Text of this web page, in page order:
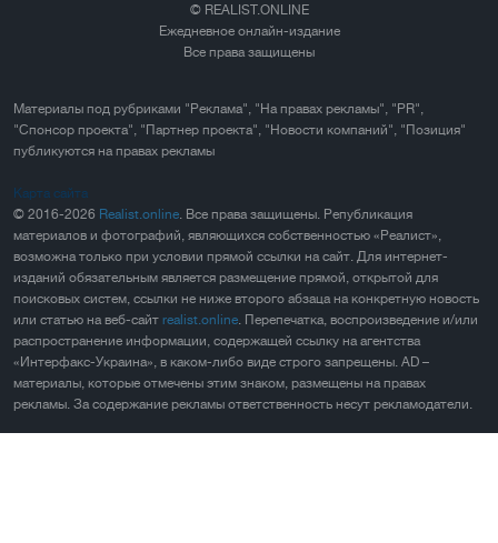
© REALIST.ONLINE
Ежедневное онлайн-издание
Все права защищены
Материалы под рубриками "Реклама", "На правах рекламы", "PR",
"Спонсор проекта", "Партнер проекта", "Новости компаний", "Позиция"
публикуются на правах рекламы
Карта сайта
© 2016-2026 Realist.online . Все права защищены. Републикация
материалов и фотографий, являющихся собственностью «Реалист»,
возможна только при условии прямой ссылки на сайт. Для интернет-
изданий обязательным является размещение прямой, открытой для
поисковых систем, ссылки не ниже второго абзаца на конкретную новость
или статью на веб-сайт realist.online . Перепечатка, воспроизведение и/или
распространение информации, содержащей ссылку на агентства
«Интерфакс-Украина», в каком-либо виде строго запрещены. AD –
материалы, которые отмечены этим знаком, размещены на правах
рекламы. За содержание рекламы ответственность несут рекламодатели.